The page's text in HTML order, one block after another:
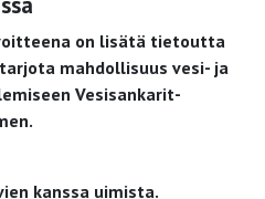
on lisätä tietoutta
mahdollisuus vesi- ja
Vesisankarit-
kanssa uimista.